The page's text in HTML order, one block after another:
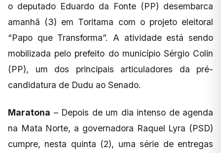
o deputado Eduardo da Fonte (PP) desembarca
amanhã (3) em Toritama com o projeto eleitoral
“Papo que Transforma”. A atividade está sendo
mobilizada pelo prefeito do município Sérgio Colin
(PP), um dos principais articuladores da pré-
candidatura de Dudu ao Senado.
Maratona – Depois de um dia intenso de agenda
na Mata Norte, a governadora Raquel Lyra (PSD)
cumpre, nesta quinta (2), uma série de entregas